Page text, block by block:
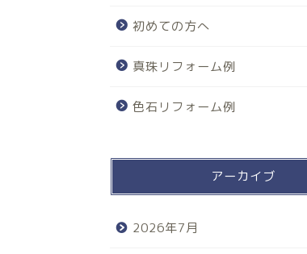
初めての方へ
真珠リフォーム例
色石リフォーム例
アーカイブ
2026年7月